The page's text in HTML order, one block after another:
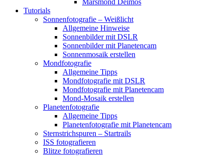
Tutorials
Sonnenfotografie – Weißlicht
Allgemeine Hinweise
Sonnenbilder mit DSLR
Sonnenbilder mit Planetencam
Sonnenmosaik erstellen
Mondfotografie
Allgemeine Tipps
Mondfotografie mit DSLR
Mondfotografie mit Planetencam
Mond-Mosaik erstellen
Planetenfotografie
Allgemeine Tipps
Planetenfotografie mit Planetencam
Sternstrichspuren – Startrails
ISS fotografieren
Blitze fotografieren